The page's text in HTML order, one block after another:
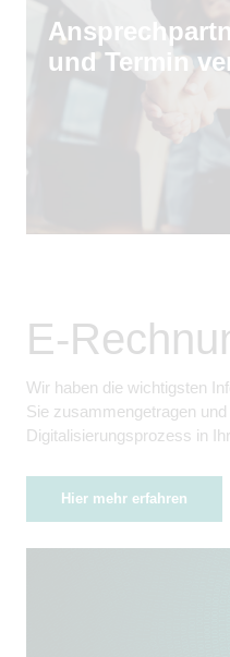
und Termin
E-
Wir haben die wichtigsten
Sie zusammengetragen und
Digitalisierungsprozess in
Hier mehr erfahren